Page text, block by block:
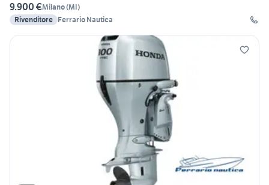
9.900 €Milano(MI)
Rivenditore Ferrario Nautica